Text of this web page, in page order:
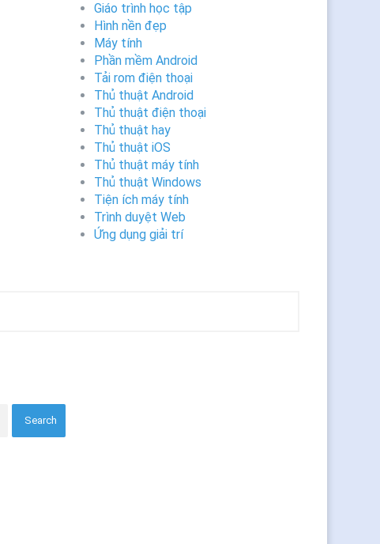
Giáo trình học tập
Hình nền đẹp
Máy tính
Phần mềm Android
Tải rom điện thoại
Thủ thuật Android
Thủ thuật điện thoại
Thủ thuật hay
Thủ thuật iOS
Thủ thuật máy tính
Thủ thuật Windows
Tiện ích máy tính
Trình duyệt Web
Ứng dụng giải trí